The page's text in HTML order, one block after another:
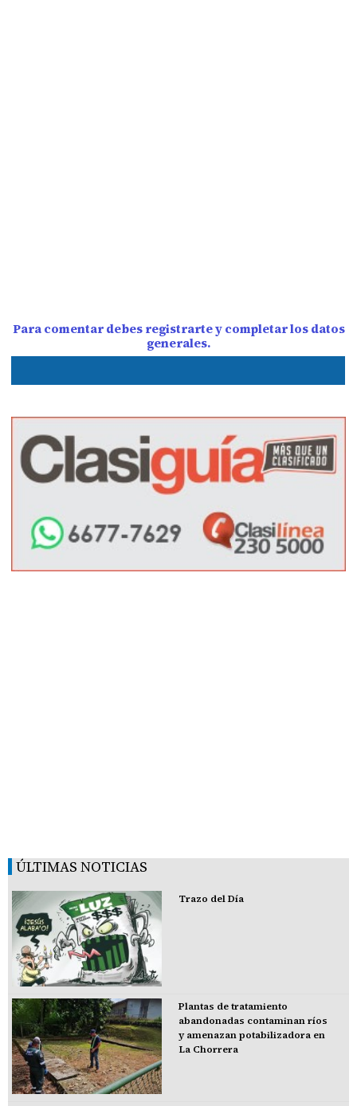
Para comentar debes registrarte y completar los datos
generales.
ÚLTIMAS NOTICIAS
Trazo del Día
Plantas de tratamiento
abandonadas contaminan ríos
y amenazan potabilizadora en
La Chorrera